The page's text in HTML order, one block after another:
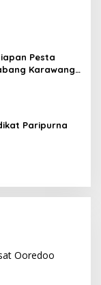
Pesta
Karawang
Paripurna
Ooredoo